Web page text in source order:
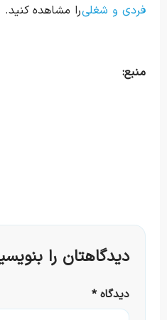
فردی و شغلیرا مشاهده کنید.
منبع:
دیدگاهتان را
دیدگاه*